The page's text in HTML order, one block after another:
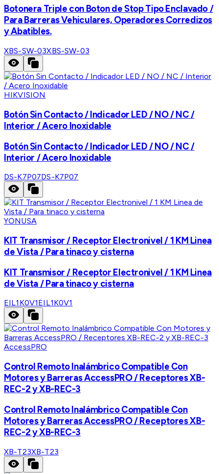
Botonera Triple con Boton de Stop Tipo Enclavado /
Para Barreras Vehiculares, Operadores Corredizos
y Abatibles.
XBS-SW-03XBS-SW-03
HIKVISION
Botón Sin Contacto / Indicador LED / NO / NC /
Interior / Acero Inoxidable
Botón Sin Contacto / Indicador LED / NO / NC /
Interior / Acero Inoxidable
DS-K7P07DS-K7P07
YONUSA
KIT Transmisor / Receptor Electronivel / 1 KM Linea
de Vista / Para tinaco y cisterna
KIT Transmisor / Receptor Electronivel / 1 KM Linea
de Vista / Para tinaco y cisterna
EIL1K0V1EIL1K0V1
AccessPRO
Control Remoto Inalámbrico Compatible Con
Motores y Barreras AccessPRO / Receptores XB-
REC-2 y XB-REC-3
Control Remoto Inalámbrico Compatible Con
Motores y Barreras AccessPRO / Receptores XB-
REC-2 y XB-REC-3
XB-T23XB-T23